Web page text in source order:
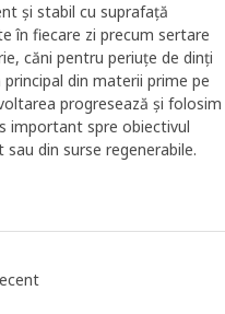
și stabil cu suprafață
în fiecare zi precum sertare
căni pentru periuțe de dinți
din materii prime pe
progresează și folosim
important spre obiectivul
din surse regenerabile.